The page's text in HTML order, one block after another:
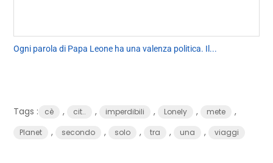
Ogni parola di Papa Leone ha una valenza politica. Il...
Tags : cè , cit.. , imperdibili , Lonely , mete ,
Planet , secondo , solo , tra , una , viaggi